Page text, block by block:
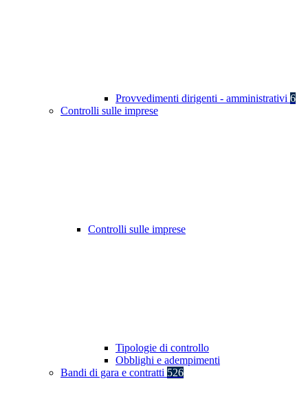
Provvedimenti dirigenti - amministrativi 6
Controlli sulle imprese
Controlli sulle imprese
Tipologie di controllo
Obblighi e adempimenti
Bandi di gara e contratti 526